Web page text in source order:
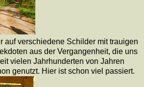
auf verschiedene Schilder mit trauigen
aus der Vergangenheit, die uns
vielen Jahrhunderten von Jahren
genutzt. Hier ist schon viel passiert.